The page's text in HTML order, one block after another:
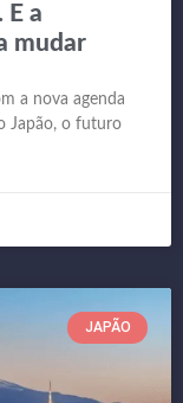
a
mudar
a nova agenda
Japão, o futuro
JAPÃO